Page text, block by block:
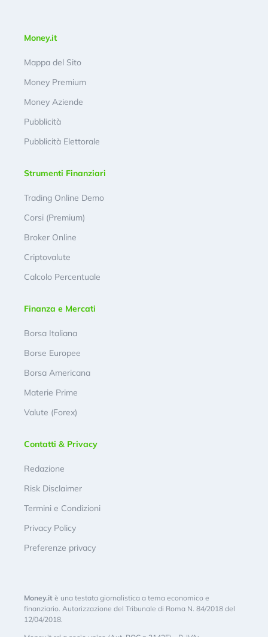
Money.it
Mappa del Sito
Money Premium
Money Aziende
Pubblicità
Pubblicità Elettorale
Strumenti Finanziari
Trading Online Demo
Corsi (Premium)
Broker Online
Criptovalute
Calcolo Percentuale
Finanza e Mercati
Borsa Italiana
Borse Europee
Borsa Americana
Materie Prime
Valute (Forex)
Contatti & Privacy
Redazione
Risk Disclaimer
Termini e Condizioni
Privacy Policy
Preferenze privacy
Money.it è una testata giornalistica a tema economico e
finanziario. Autorizzazione del Tribunale di Roma N. 84/2018 del
12/04/2018.